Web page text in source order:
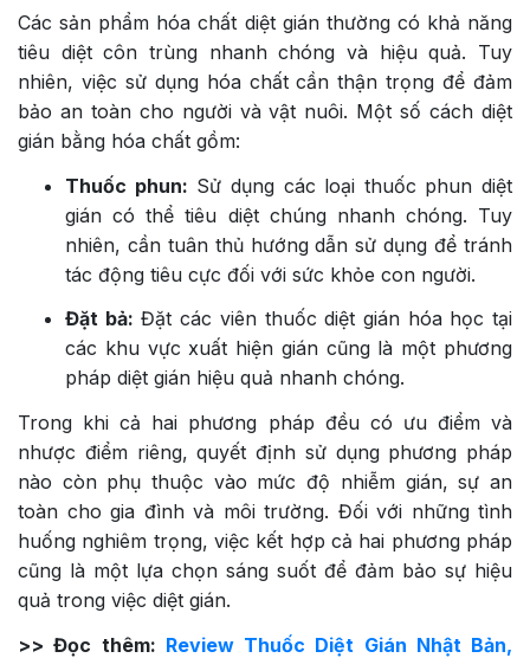
Các sản phẩm hóa chất diệt gián thường có khả năng
tiêu diệt côn trùng nhanh chóng và hiệu quả. Tuy
nhiên, việc sử dụng hóa chất cần thận trọng để đảm
bảo an toàn cho người và vật nuôi. Một số cách diệt
gián bằng hóa chất gồm:
Thuốc phun: Sử dụng các loại thuốc phun diệt
gián có thể tiêu diệt chúng nhanh chóng. Tuy
nhiên, cần tuân thủ hướng dẫn sử dụng để tránh
tác động tiêu cực đối với sức khỏe con người.
Đặt bả: Đặt các viên thuốc diệt gián hóa học tại
các khu vực xuất hiện gián cũng là một phương
pháp diệt gián hiệu quả nhanh chóng.
Trong khi cả hai phương pháp đều có ưu điểm và
nhược điểm riêng, quyết định sử dụng phương pháp
nào còn phụ thuộc vào mức độ nhiễm gián, sự an
toàn cho gia đình và môi trường. Đối với những tình
huống nghiêm trọng, việc kết hợp cả hai phương pháp
cũng là một lựa chọn sáng suốt để đảm bảo sự hiệu
quả trong việc diệt gián.
>> Đọc thêm: Review Thuốc Diệt Gián Nhật Bản,